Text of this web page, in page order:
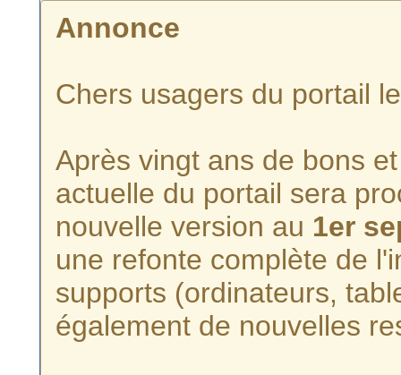
Annonce
Chers usagers du portail
Après vingt ans de bons
actuelle du portail sera
nouvelle version au 1er
une refonte complète de
supports (ordinateurs,
également de nouvelles